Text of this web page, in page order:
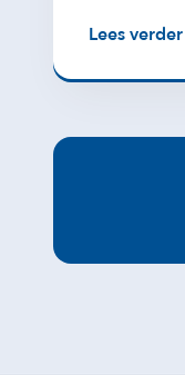
Lees verder